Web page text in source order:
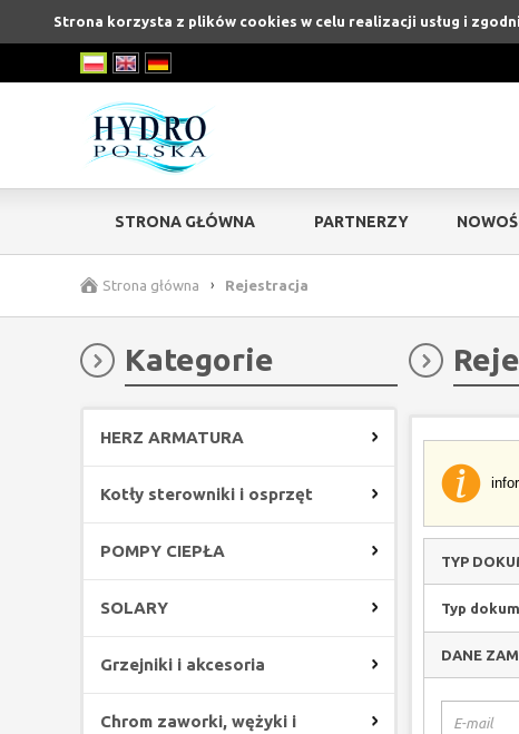
Strona korzysta z plików cookies w celu realizacji usług i
STRONA GŁÓWNA PARTNERZY
Strona główna › Rejestracja
Kategorie
HERZ ARMATURA
Kotły sterowniki i osprzęt
POMPY CIEPŁA
SOLARY
Grzejniki i akcesoria
Chrom zaworki, wężyki i
TYP
Typ
DANE